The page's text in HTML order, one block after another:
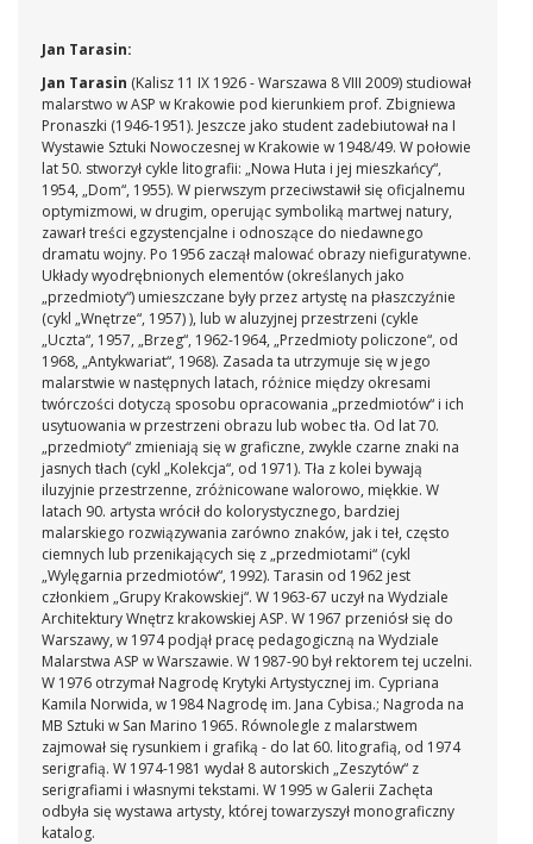
Jan Tarasin:
Jan Tarasin (Kalisz 11 IX 1926 - Warszawa 8 VIII 2009) studiował
malarstwo w ASP w Krakowie pod kierunkiem prof. Zbigniewa
Pronaszki (1946-1951). Jeszcze jako student zadebiutował na I
Wystawie Sztuki Nowoczesnej w Krakowie w 1948/49. W połowie
lat 50. stworzył cykle litografii: „Nowa Huta i jej mieszkańcy“,
1954, „Dom“, 1955). W pierwszym przeciwstawił się oficjalnemu
optymizmowi, w drugim, operując symboliką martwej natury,
zawarł treści egzystencjalne i odnoszące do niedawnego
dramatu wojny. Po 1956 zaczął malować obrazy niefiguratywne.
Układy wyodrębnionych elementów (określanych jako
„przedmioty“) umieszczane były przez artystę na płaszczyźnie
(cykl „Wnętrze“, 1957) ), lub w aluzyjnej przestrzeni (cykle
„Uczta“, 1957, „Brzeg“, 1962-1964, „Przedmioty policzone“, od
1968, „Antykwariat“, 1968). Zasada ta utrzymuje się w jego
malarstwie w następnych latach, różnice między okresami
twórczości dotyczą sposobu opracowania „przedmiotów“ i ich
usytuowania w przestrzeni obrazu lub wobec tła. Od lat 70.
„przedmioty“ zmieniają się w graficzne, zwykle czarne znaki na
jasnych tłach (cykl „Kolekcja“, od 1971). Tła z kolei bywają
iluzyjnie przestrzenne, zróżnicowane walorowo, miękkie. W
latach 90. artysta wrócił do kolorystycznego, bardziej
malarskiego rozwiązywania zarówno znaków, jak i teł, często
ciemnych lub przenikających się z „przedmiotami“ (cykl
„Wylęgarnia przedmiotów“, 1992). Tarasin od 1962 jest
członkiem „Grupy Krakowskiej“. W 1963-67 uczył na Wydziale
Architektury Wnętrz krakowskiej ASP. W 1967 przeniósł się do
Warszawy, w 1974 podjął pracę pedagogiczną na Wydziale
Malarstwa ASP w Warszawie. W 1987-90 był rektorem tej uczelni.
W 1976 otrzymał Nagrodę Krytyki Artystycznej im. Cypriana
Kamila Norwida, w 1984 Nagrodę im. Jana Cybisa.; Nagroda na
MB Sztuki w San Marino 1965. Równolegle z malarstwem
zajmował się rysunkiem i grafiką - do lat 60. litografią, od 1974
serigrafią. W 1974-1981 wydał 8 autorskich „Zeszytów“ z
serigrafiami i własnymi tekstami. W 1995 w Galerii Zachęta
odbyła się wystawa artysty, której towarzyszył monograficzny
katalog.